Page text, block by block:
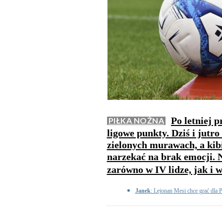
PIŁKA NOŻNA
Po letniej
ligowe punkty. Dziś i jutro
zielonych murawach, a
narzekać na brak emocji.
zarówno w IV lidze, jak i
Janek: Lejonan Mesi chce grać dla